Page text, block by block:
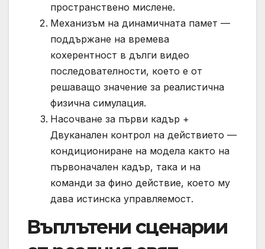
пространствено мислене.
Механизъм на динамичната памет —
поддържане на времева
кохерентност в дълги видео
последователности, което е от
решаващо значение за реалистична
физична симулация.
Насочване за първи кадър +
Двуканален контрол на действието —
кондициониране на модела както на
първоначален кадър, така и на
команди за фино действие, което му
дава истинска управляемост.
Въплътени сценарии